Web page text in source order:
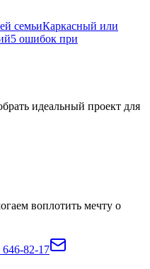
семьиКаркасный или
5 ошибок при
идеальный проект для
воплотить мечту о
82-17